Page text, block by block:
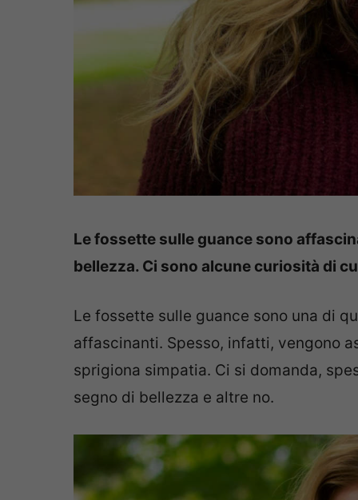
Le fossette sulle guance sono
bellezza. Ci sono alcune curiosità di
Le fossette sulle guance sono una di
affascinanti. Spesso, infatti, vengono
sprigiona simpatia. Ci si domanda,
segno di bellezza e altre no.